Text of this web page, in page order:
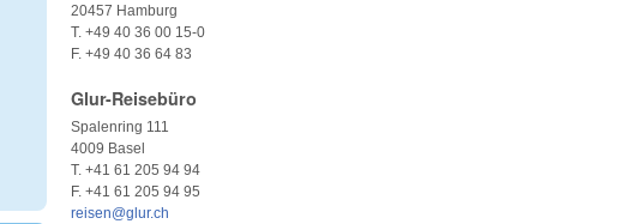
20457 Hamburg
T. +49 40 36 00 15-0
F. +49 40 36 64 83
Glur-Reisebüro
Spalenring 111
4009 Basel
T. +41 61 205 94 94
F. +41 61 205 94 95
reisen@glur.ch